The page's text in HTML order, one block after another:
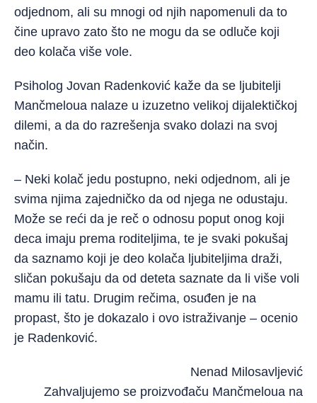
odjednom, ali su mnogi od njih napomenuli da to
čine upravo zato što ne mogu da se odluče koji
deo kolača više vole.
Psiholog Jovan Radenković kaže da se ljubitelji
Mančmeloua nalaze u izuzetno velikoj dijalektičkoj
dilemi, a da do razrešenja svako dolazi na svoj
način.
– Neki kolač jedu postupno, neki odjednom, ali je
svima njima zajedničko da od njega ne odustaju.
Može se reći da je reč o odnosu poput onog koji
deca imaju prema roditeljima, te je svaki pokušaj
da saznamo koji je deo kolača ljubiteljima draži,
sličan pokušaju da od deteta saznate da li više voli
mamu ili tatu. Drugim rečima, osuđen je na
propast, što je dokazalo i ovo istraživanje – ocenio
je Radenković.
Nenad Milosavljević
Zahvaljujemo se proizvođaču Mančmeloua na